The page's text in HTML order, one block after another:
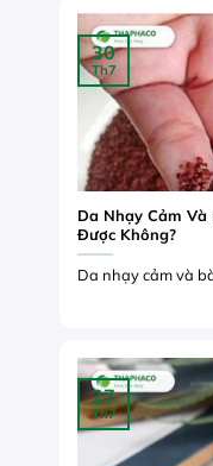
Da Nhạy Cảm
Được Không?
Da nhạy cảm và
30
Th7
27
Th7